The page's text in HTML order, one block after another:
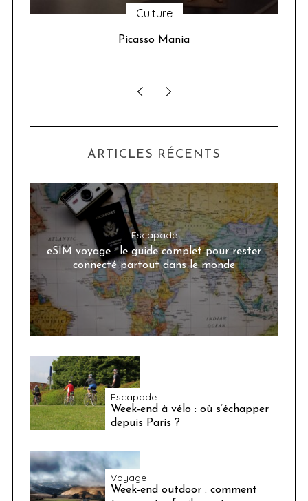
Culture
Picasso Mania
ARTICLES RÉCENTS
Escapade
eSIM voyage : le guide complet pour rester
connecté partout dans le monde
Escapade
Week-end à vélo : où s’échapper
depuis Paris ?
Voyage
Week-end outdoor : comment